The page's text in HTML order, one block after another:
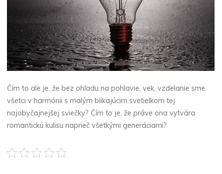
Čím to ale je, že bez ohľadu na pohlavie, vek, vzdelanie sme
všetci v harmónii s malým blikajúcim svetielkom tej
najobyčajnejšej sviečky? Čím to je, že práve ona vytvára
romantickú kulisu naprieč všetkými generáciami?